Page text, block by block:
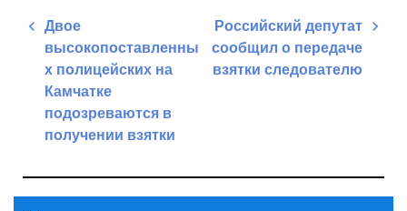
Навигация
записям
Двое
высокопоставленны
х полицейских на
Камчатке
подозреваются в
получении взятки
Российский депутат
сообщил о передаче
взятки следователю